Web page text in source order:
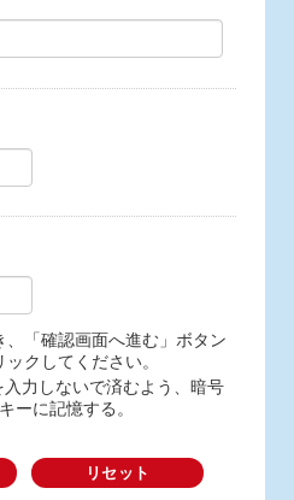
「確認画面へ進む」ボタン
クしてください。
力しないで済むよう、暗号
ーに記憶する。
リセット